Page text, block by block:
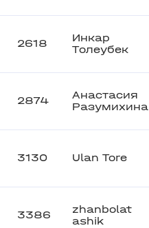
2618
Инкар
Tолеубек
2874
Анастасия
Разумихина
3130 Ulan Tore
3386
zhanbolat
ashik